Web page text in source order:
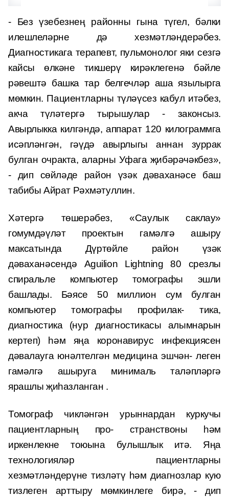
- Без үзебезнең районны гына түгел, бәлки
илешлеләрне дә хезмәтләндерәбез.
Диагностикага терапевт, пульмонолог яки сезгә
кайсы өлкәне тикшерү кирәклегенә бәйле
рәвештә башка тар белгечләр аша язылырга
мөмкин. Пациентларны түләүсез кабул итәбез,
акча түләтергә тырышулар - законсыз.
Авырлыкка килгәндә, аппарат 120 килограммга
исәпләнгән, гәүдә авырлыгы аннан зуррак
булган очракта, аларны Уфага җибәрәчәкбез»,
- дип сөйләде район үзәк дәваханәсе баш
табибы Айрат Рәхмәтуллин.
Хәтергә төшерәбез, «Саулык саклау»
гомумдәүләт проектын гамәлгә ашыру
максатында Дүртөйле район үзәк
дәваханәсендә Aguilion Lightning 80 срезлы
спиральле компьютер томографы эшли
башлады. Бәясе 50 миллион сум булган
компьютер томографы профилак- тика,
диагностика (нур диагностикасы алымнарын
кертеп) һәм яңа коронавирус инфекциясен
дәвалауга юнәлтелгән медицина эшчән- леген
гамәлгә ашыруга минималь таләпләргә
ярашлы җиһазланган .
Томограф чикләнгән урыннардан куркучы
пациентларның про- странствоны һәм
иркенлекне тоюына булышлык итә. Яңа
технологияләр пациентларны
хезмәтләндерүне тизләтү һәм диагнозлар кую
тизлеген арттыру мөмкинлеге бирә, - дип